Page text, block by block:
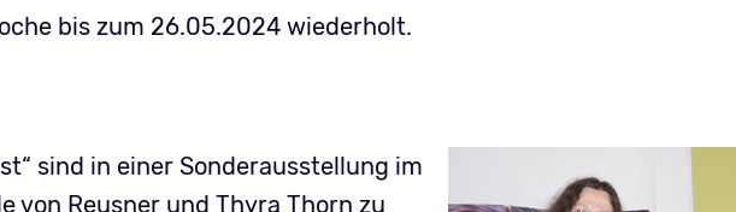
bis zum 26.05.2024 wiederholt.
sind in einer Sonderausstellung im
von Reusner und Thyra Thorn zu